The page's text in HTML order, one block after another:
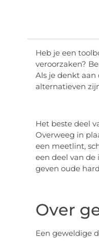
Heb je een
veroorzaken?
Als je denkt aan
alternatieven
Het beste deel
Overweeg in
een meetlint,
een deel van
geven oude
Over
Een geweldige